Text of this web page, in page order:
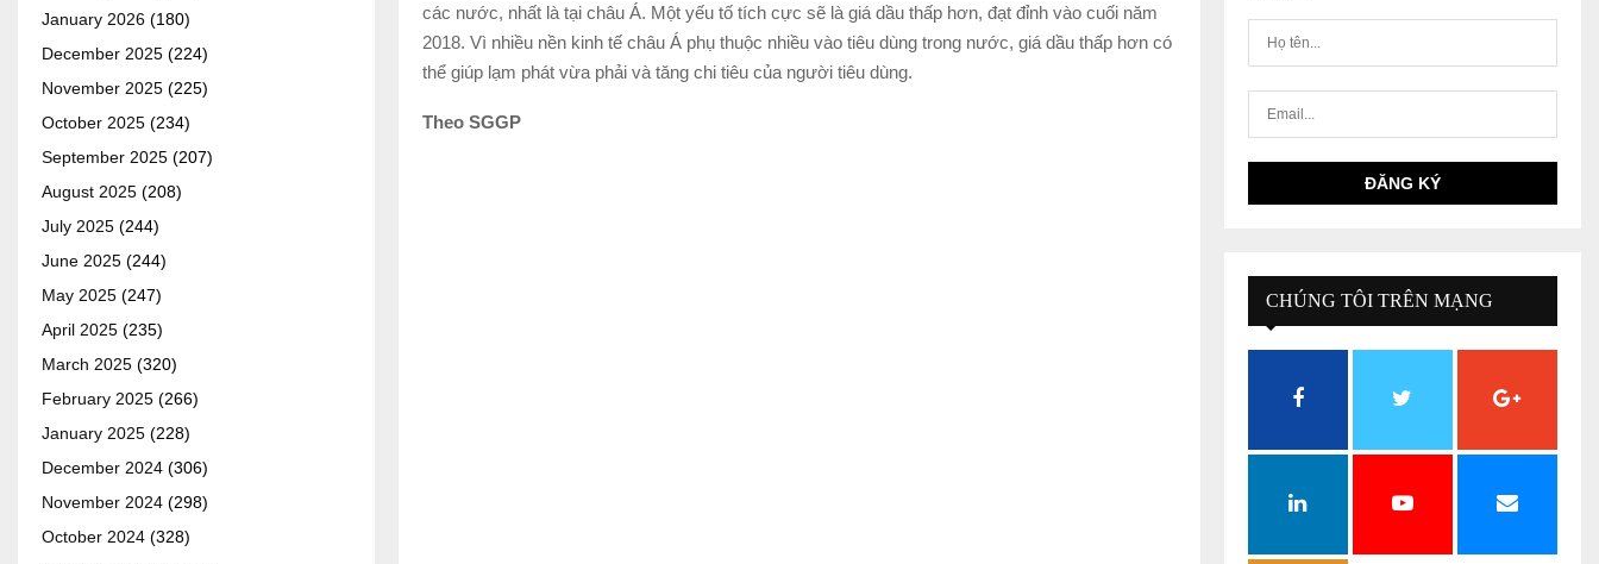
các nước, nhất là tại châu Á. Một yếu tố tích cực sẽ là giá dầu thấp hơn, đạt đỉnh vào cuối năm
2018. Vì nhiều nền kinh tế châu Á phụ thuộc nhiều vào tiêu dùng trong nước, giá dầu thấp hơn có
thể giúp lạm phát vừa phải và tăng chi tiêu của người tiêu dùng.
Theo SGGP
January 2026 (180)
December 2025 (224)
November 2025 (225)
October 2025 (234)
September 2025 (207)
August 2025 (208)
July 2025 (244)
June 2025 (244)
May 2025 (247)
April 2025 (235)
March 2025 (320)
February 2025 (266)
January 2025 (228)
December 2024 (306)
November 2024 (298)
October 2024 (328)
CHÚNG TÔI TRÊN MẠNG
XÃ HỘI